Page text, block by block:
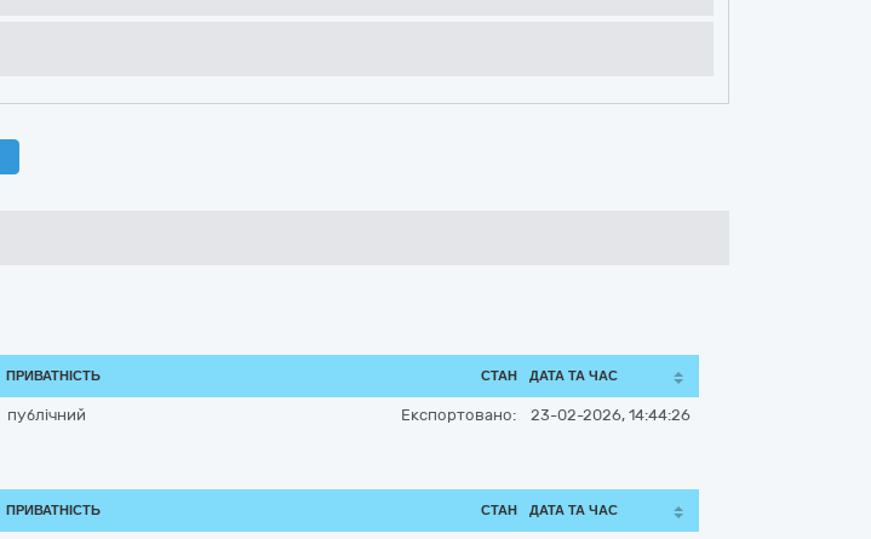
ПРИВАТНІСТЬ СТАН ДАТА ТА ЧАС
публічний Експортовано: 23-02-2026, 14:44:26
ПРИВАТНІСТЬ СТАН ДАТА ТА ЧАС